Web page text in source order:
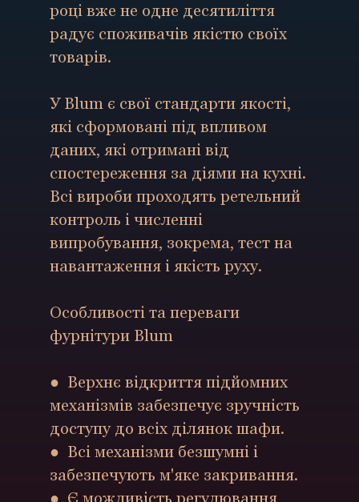
році вже не одне десятиліття
радує споживачів якістю своїх
товарів.
У Blum є свої стандарти якості,
які сформовані під впливом
даних, які отримані від
спостереження за діями на кухні.
Всі вироби проходять ретельний
контроль і численні
випробування, зокрема, тест на
навантаження і якість руху.
Особливості та переваги
фурнітури Blum
● Верхнє відкриття підйомних
механізмів забезпечує зручність
доступу до всіх ділянок шафи.
● Всі механізми безшумні і
забезпечують м'яке закривання.
● Є можливість регулювання